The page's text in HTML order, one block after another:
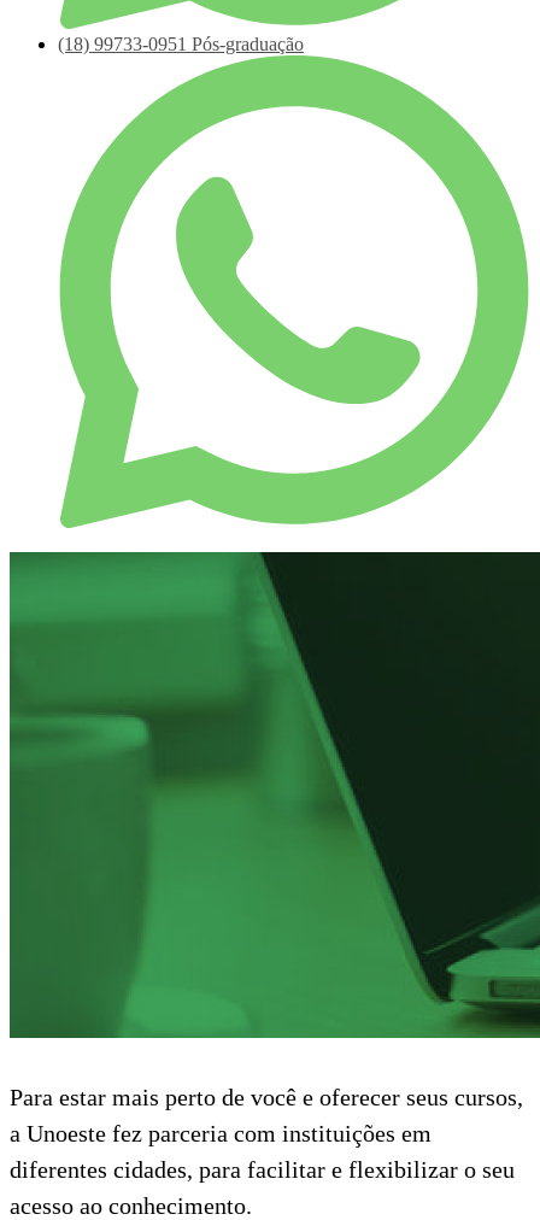
(18) 99733-0951 Pós-graduação
Para estar mais perto de você e oferecer seus cursos,
a Unoeste fez parceria com instituições em
diferentes cidades, para facilitar e flexibilizar o seu
acesso ao conhecimento.